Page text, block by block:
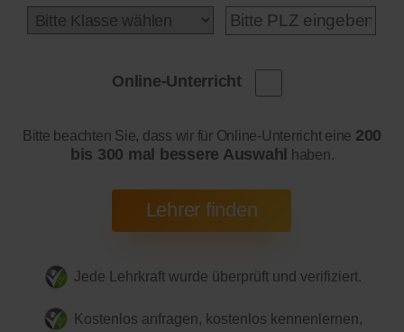
Online-Unterricht
Bitte beachten Sie, dass wir für Online-Unterricht eine 200
bis 300 mal bessere Auswahl haben.
Jede Lehrkraft wurde überprüft und verifiziert.
Kostenlos anfragen, kostenlos kennenlernen,